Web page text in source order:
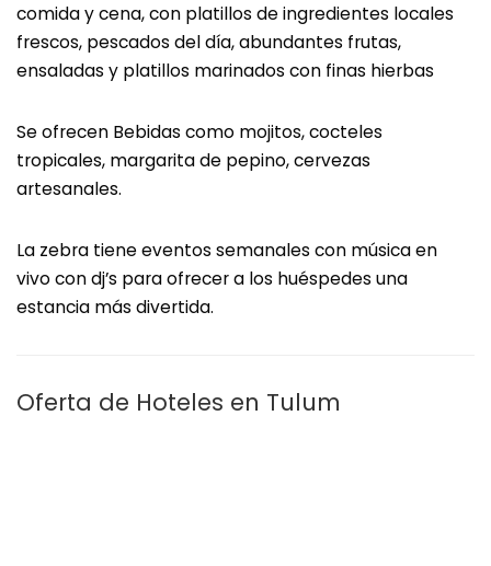
comida y cena, con platillos de ingredientes locales
frescos, pescados del día, abundantes frutas,
ensaladas y platillos marinados con finas hierbas
Se ofrecen Bebidas como mojitos, cocteles
tropicales, margarita de pepino, cervezas
artesanales.
La zebra tiene eventos semanales con música en
vivo con dj’s para ofrecer a los huéspedes una
estancia más divertida.
Oferta de Hoteles en Tulum